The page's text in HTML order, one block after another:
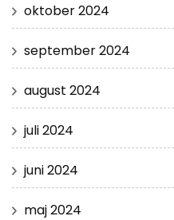
oktober 2024
september 2024
august 2024
juli 2024
juni 2024
maj 2024